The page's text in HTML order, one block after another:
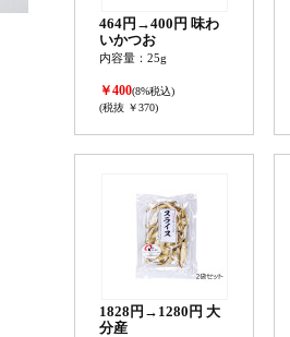
464円→400円 味わ
いかつお
内容量：25g
￥400(8%税込)
(税抜 ￥370)
1828円→1280円 大
分産